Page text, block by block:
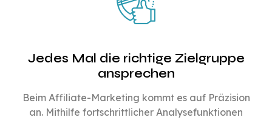
Jedes Mal die richtige Zielgruppe
ansprechen
Beim Affiliate-Marketing kommt es auf Präzision
an. Mithilfe fortschrittlicher Analysefunktionen